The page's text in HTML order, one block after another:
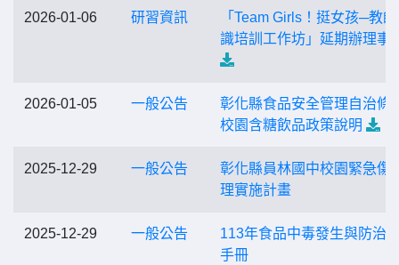
2026-01-06 研習資訊
「Team Girls！挺女孩─教
識培訓工作坊」延期辦理事
2026-01-05 一般公告
彰化縣食品安全管理自治條
校園含糖飲品政策說明
2025-12-29 一般公告
彰化縣員林國中校園緊急傷
理實施計畫
2025-12-29 一般公告
113年食品中毒發生與防治
手冊